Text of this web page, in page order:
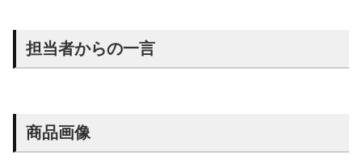
担当者からの一言
商品画像